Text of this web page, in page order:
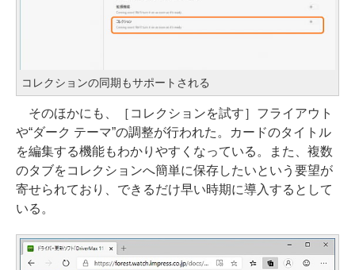
コレクションの同期もサポートされる
そのほかにも、［コレクションを試す］フライアウト
や“ダーク テーマ”の調整が行われた。カードのタイトル
を編集する機能もわかりやすくなっている。また、複数
のタブをコレクションへ簡単に保存したいという要望が
寄せられており、できるだけ早い時期に導入するとして
いる。